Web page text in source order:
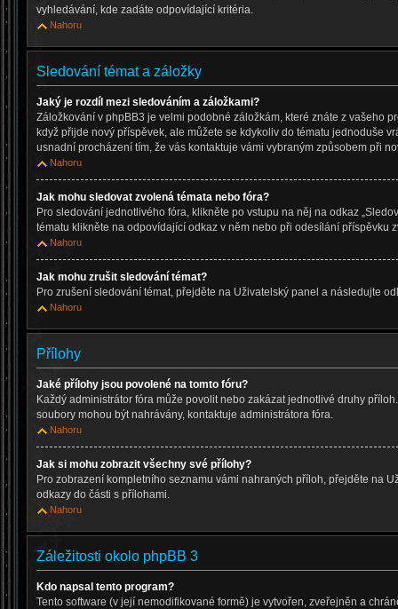
vyhledávání, kde zadáte odpovídající kritéria.
Nahoru
Sledování témat a záložky
Jaký je rozdíl mezi sledováním a záložkami?
Záložkování v phpBB3 je velmi podobné záložkám, které znáte z vašeho
když přijde nový příspěvek, ale můžete se kdykoliv do tématu jednoduše
usnadní procházení tím, že vás kontaktuje vámi vybraným způsobem při
Nahoru
Jak mohu sledovat zvolená témata nebo fóra?
Pro sledování jednotlivého fóra, klikněte po vstupu na něj na odkaz
tématu klikněte na odpovídající odkaz v něm nebo při odesílání příspěvku
Nahoru
Jak mohu zrušit sledování témat?
Pro zrušení sledování témat, přejděte na Uživatelský panel a následujte
Nahoru
Přílohy
Jaké přílohy jsou povolené na tomto fóru?
Každý administrátor fóra může povolit nebo zakázat jednotlivé druhy
soubory mohou být nahrávány, kontaktuje administrátora fóra.
Nahoru
Jak si mohu zobrazit všechny své přílohy?
Pro zobrazení kompletního seznamu vámi nahraných příloh, přejděte na
odkazy do části s přílohami.
Nahoru
Záležitosti okolo phpBB 3
Kdo napsal tento program?
Tento software (v její nemodifikované formě) je vytvořen, zveřejněn a